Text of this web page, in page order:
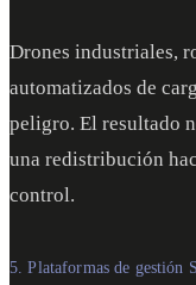
Drones industriales,
automatizados de
peligro. El resultado
una redistribución
control.
5. Plataformas de gestión